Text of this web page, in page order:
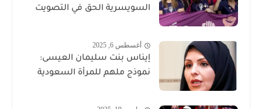
السويسرية الحق في التصويت
أغسطس 6, 2025
إيناس بنت سليمان العيسى:
نموذج ملهم للمرأة السعودية